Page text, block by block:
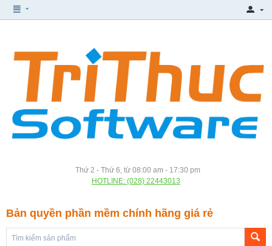
Thứ 2 - Thứ 6, từ 08:00 am - 17:30 pm
HOTLINE: (028) 22443013
Bản quyền phần mềm chính hãng giá rẻ